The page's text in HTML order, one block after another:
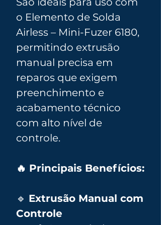
o Elemento de Solda
Airless – Mini-Fuzer 6180,
permitindo extrusão
manual precisa em
reparos que exigem
preenchimento e
acabamento técnico
com alto nível de
controle.
🔥 Principais Benefícios:
🔹 Extrusão Manual com
Controle